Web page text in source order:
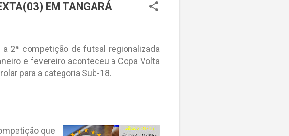
EM TANGARÁ
a 2ª competição de futsal regionalizada
e fevereiro aconteceu a Copa Volta
para a categoria Sub-18.
que